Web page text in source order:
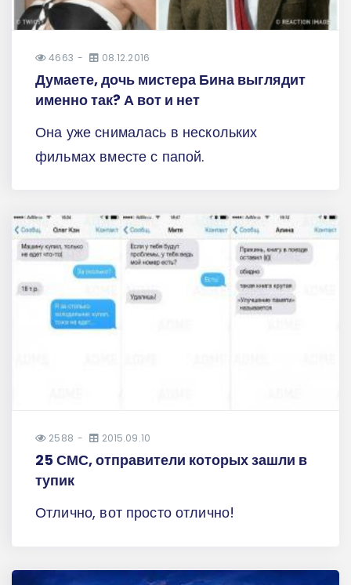
4663 08.12.2016
Думаете, дочь мистера Бина выглядит
именно так? А вот и нет
Она уже снималась в нескольких
фильмах вместе с папой.
2588 2015.09.10
25 СМС, отправители которых зашли в
тупик
Отлично, вот просто отлично!